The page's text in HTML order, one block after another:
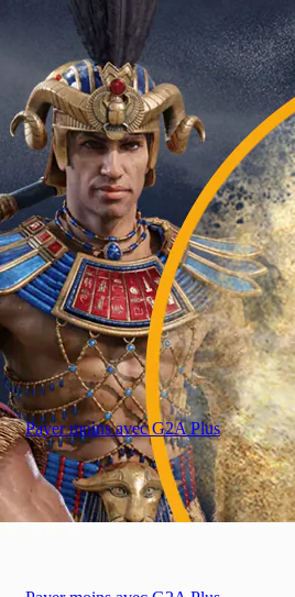
Payer moins avec G2A Plus